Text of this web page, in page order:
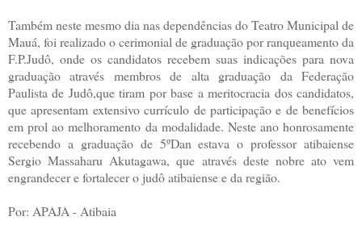
Também neste mesmo dia nas dependências do Teatro Municipal de
Mauá, foi realizado o cerimonial de graduação por ranqueamento da
F.P.Judô, onde os candidatos recebem suas indicações para nova
graduação através membros de alta graduação da Federação
Paulista de Judô,que tiram por base a meritocracia dos candidatos,
que apresentam extensivo currículo de participação e de benefícios
em prol ao melhoramento da modalidade. Neste ano honrosamente
recebendo a graduação de 5ºDan estava o professor atibaiense
Sergio Massaharu Akutagawa, que através deste nobre ato vem
engrandecer e fortalecer o judô atibaiense e da região.
Por: APAJA - Atibaia